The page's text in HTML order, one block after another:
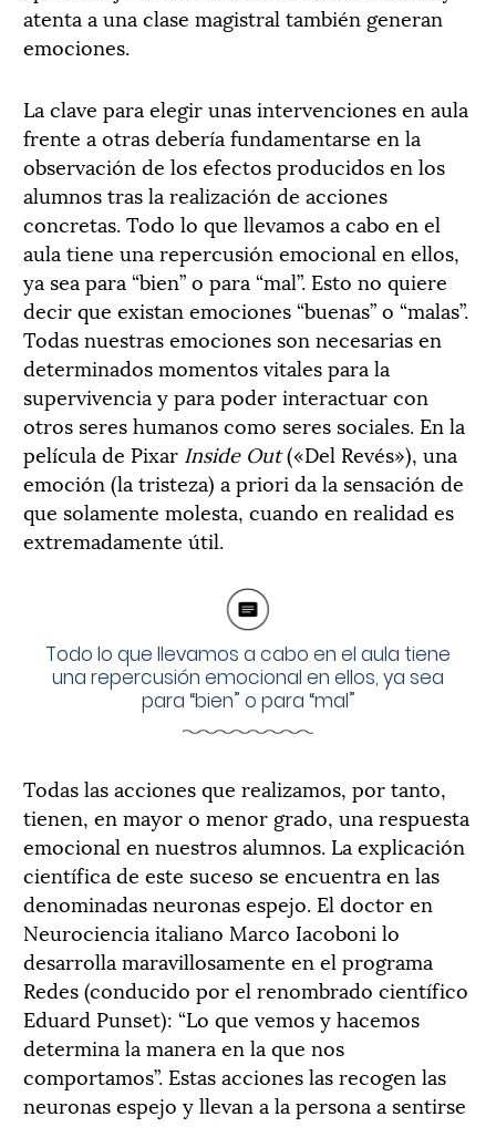
atenta a una clase magistral también generan
emociones.
La clave para elegir unas intervenciones en aula
frente a otras debería fundamentarse en la
observación de los efectos producidos en los
alumnos tras la realización de acciones
concretas. Todo lo que llevamos a cabo en el
aula tiene una repercusión emocional en ellos,
ya sea para “bien” o para “mal”. Esto no quiere
decir que existan emociones “buenas” o “malas”.
Todas nuestras emociones son necesarias en
determinados momentos vitales para la
supervivencia y para poder interactuar con
otros seres humanos como seres sociales. En la
película de Pixar Inside Out(«Del Revés»), una
emoción (la tristeza) a priori da la sensación de
que solamente molesta, cuando en realidad es
extremadamente útil.
Todo lo que llevamos a cabo en el aula tiene
una repercusión emocional en ellos, ya sea
para “bien” o para “mal”
Todas las acciones que realizamos, por tanto,
tienen, en mayor o menor grado, una respuesta
emocional en nuestros alumnos. La explicación
científica de este suceso se encuentra en las
denominadas neuronas espejo. El doctor en
Neurociencia italiano Marco Iacoboni lo
desarrolla maravillosamente en el programa
Redes (conducido por el renombrado científico
Eduard Punset): “Lo que vemos y hacemos
determina la manera en la que nos
comportamos”. Estas acciones las recogen las
neuronas espejo y llevan a la persona a sentirse